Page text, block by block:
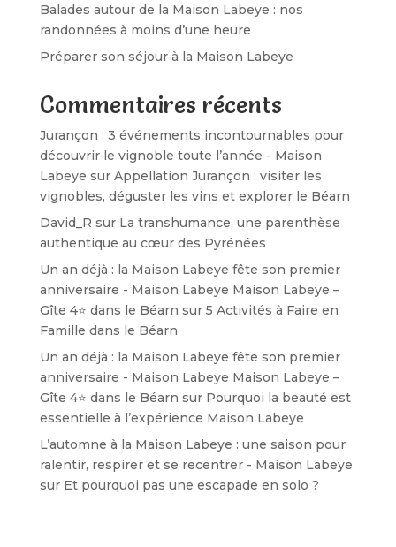
Balades autour de la Maison Labeye : nos
randonnées à moins d’une heure
Préparer son séjour à la Maison Labeye
Commentaires récents
Jurançon : 3 événements incontournables pour
découvrir le vignoble toute l’année - Maison
Labeye sur Appellation Jurançon : visiter les
vignobles, déguster les vins et explorer le Béarn
David_R sur La transhumance, une parenthèse
authentique au cœur des Pyrénées
Un an déjà : la Maison Labeye fête son premier
anniversaire - Maison Labeye Maison Labeye –
Gîte 4⭐ dans le Béarn sur 5 Activités à Faire en
Famille dans le Béarn
Un an déjà : la Maison Labeye fête son premier
anniversaire - Maison Labeye Maison Labeye –
Gîte 4⭐ dans le Béarn sur Pourquoi la beauté est
essentielle à l’expérience Maison Labeye
L’automne à la Maison Labeye : une saison pour
ralentir, respirer et se recentrer - Maison Labeye
sur Et pourquoi pas une escapade en solo ?